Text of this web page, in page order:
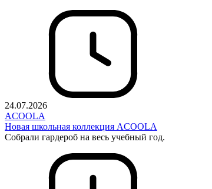
24.07.2026
ACOOLA
Новая школьная коллекция ACOOLA
Собрали гардероб на весь учебный год.